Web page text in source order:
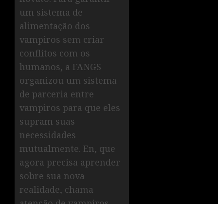
um sistema de
alimentação dos
vampiros sem criar
conflitos com os
humanos, a FANGS
organizou um sistema
de parceria entre
vampiros para que eles
supram suas
necessidades
mutualmente. En, que
agora precisa aprender
sobre sua nova
realidade, chama